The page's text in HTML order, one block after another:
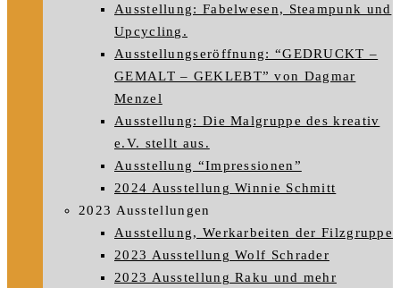
Ausstellung: Fabelwesen, Steampunk und
Upcycling.
Ausstellungseröffnung: “GEDRUCKT –
GEMALT – GEKLEBT” von Dagmar
Menzel
Ausstellung: Die Malgruppe des kreativ
e.V. stellt aus.
Ausstellung “Impressionen”
2024 Ausstellung Winnie Schmitt
2023 Ausstellungen
Ausstellung, Werkarbeiten der Filzgruppe
2023 Ausstellung Wolf Schrader
2023 Ausstellung Raku und mehr